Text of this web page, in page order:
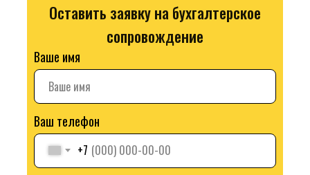
Оставить заявку на бухгалтерское
сопровождение
Ваше имя
Ваш телефон
+7